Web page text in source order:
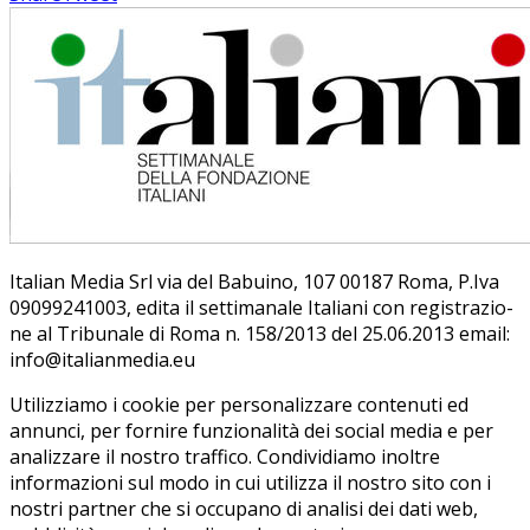
Google+
Pinterest
WhatsApp
Ita­lian Me­dia Srl via del Ba­bui­no, 107 00187 Roma, P.Iva
09099241003, edi­ta il set­ti­ma­na­le Ita­lia­ni con re­gi­stra­zio­
ne al Tri­bu­na­le di Roma n. 158/​2013 del 25.06.2013 email:
info@ita­lian­me­dia.eu
Utilizziamo i cookie per personalizzare contenuti ed
annunci, per fornire funzionalità dei social media e per
analizzare il nostro traffico. Condividiamo inoltre
informazioni sul modo in cui utilizza il nostro sito con i
nostri partner che si occupano di analisi dei dati web,